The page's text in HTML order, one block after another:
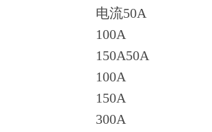
电流50A
100A
150A50A
100A
150A
300A